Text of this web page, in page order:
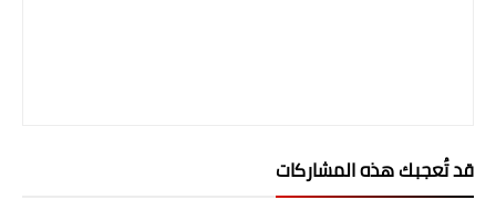
قد تُعجبك هذه المشاركات